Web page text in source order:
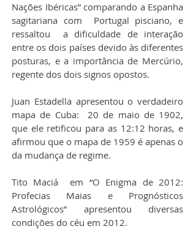
Nações Ibéricas” comparando a Espanha
sagitariana com  Portugal pisciano, e
ressaltou  a dificuldade de interação
entre os dois países devido às diferentes
posturas, e a importância de Mercúrio,
regente dos dois signos opostos.
Juan Estadella apresentou o verdadeiro
mapa de Cuba:  20 de maio de 1902,
que ele retificou para as 12:12 horas, e
afirmou que o mapa de 1959 é apenas o
da mudança de regime.
Tito Maciá  em “O Enigma de 2012:
Profecias Maias e Prognósticos
Astrológicos” apresentou diversas
condições do céu em 2012.